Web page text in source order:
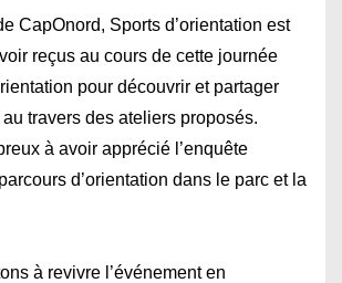
CapOnord, Sports d’orientation est
reçus au cours de cette journée
pour découvrir et partager
travers des ateliers proposés.
à avoir apprécié l’enquête
d’orientation dans le parc et la
à revivre l’événement en